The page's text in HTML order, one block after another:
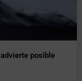
posible